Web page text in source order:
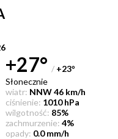
+27° / +23°
Słonecznie
wiatr: NNW 46 km/h
ciśnienie: 1010 hPa
wilgotność: 85%
zachmurzenie: 4%
opady: 0.0 mm/h